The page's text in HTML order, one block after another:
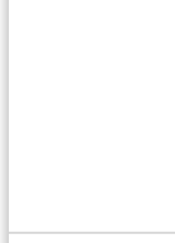
Jouw